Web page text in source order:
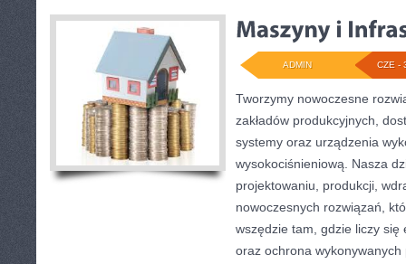
CZE -
ADMIN
Tworzymy nowoczesne
zakładów produkcyjnych,
systemy oraz urządzenia
wysokociśnieniową. Nasza
projektowaniu, produkcji,
nowoczesnych rozwiązań,
wszędzie tam, gdzie liczy się
oraz ochrona